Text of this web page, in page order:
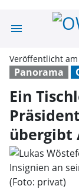
menu
Panorama
Veröffentlicht am
Ein
übergibt